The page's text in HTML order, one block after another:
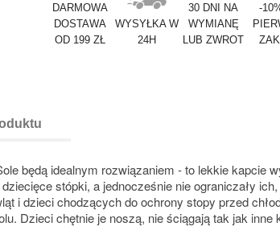
DARMOWA
DOSTAWA
OD 199 ZŁ
WYSYŁKA W
24H
30 DNI NA
WYMIANĘ
LUB ZWROT
-
będą idealnym rozwiązaniem - to lekkie kapcie
stópki, a jednocześnie nie ograniczały
i dzieci chodzących do ochrony stopy przed
Dzieci chętnie je noszą, nie ściągają tak jak inne